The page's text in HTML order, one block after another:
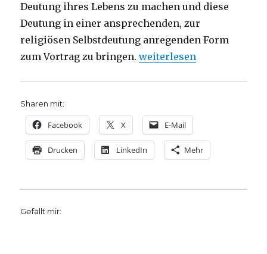
Deutung ihres Lebens zu machen und diese
Deutung in einer ansprechenden, zur
religiösen Selbstdeutung anregenden Form
zum Vortrag zu bringen.„Keine Angst vor
weiterlesen
Sharen mit:
Facebook X E-Mail
Drucken LinkedIn Mehr
Gefällt mir: